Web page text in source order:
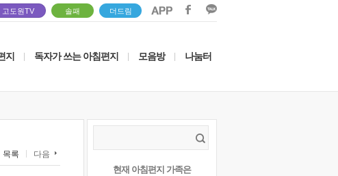
고도원TV 솔패 더드림
지 독자가 쓰는 아침편지 모음방 나눔터
목록 다음
현재 아침편지 가족은